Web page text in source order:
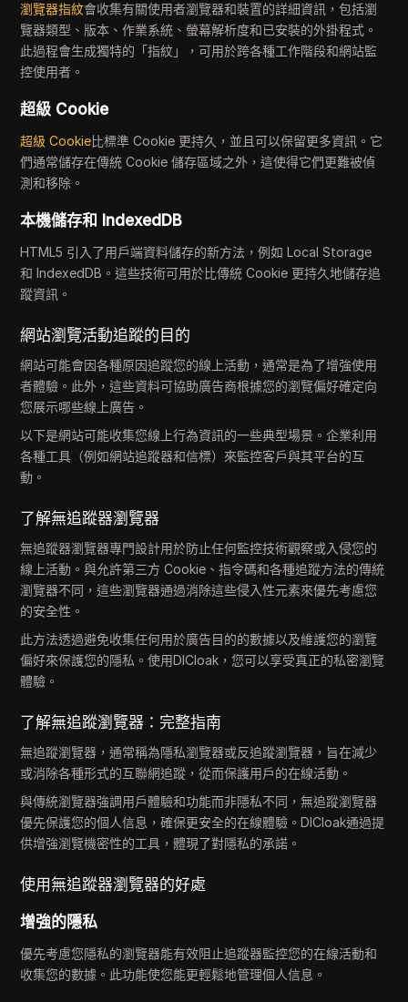
瀏覽器指紋會收集有關使用者瀏覽器和裝置的詳細資訊，包括瀏
覽器類型、版本、作業系統、螢幕解析度和已安裝的外掛程式。
此過程會生成獨特的「指紋」，可用於跨各種工作階段和網站監
控使用者。
超級 Cookie
超級 Cookie比標準 Cookie 更持久，並且可以保留更多資訊。它
們通常儲存在傳統 Cookie 儲存區域之外，這使得它們更難被偵
測和移除。
本機儲存和 IndexedDB
HTML5 引入了用戶端資料儲存的新方法，例如 Local Storage
和 IndexedDB。這些技術可用於比傳統 Cookie 更持久地儲存追
蹤資訊。
網站瀏覽活動追蹤的目的
網站可能會因各種原因追蹤您的線上活動，通常是為了增強使用
者體驗。此外，這些資料可協助廣告商根據您的瀏覽偏好確定向
您展示哪些線上廣告。
以下是網站可能收集您線上行為資訊的一些典型場景。企業利用
各種工具（例如網站追蹤器和信標）來監控客戶與其平台的互
動。
了解無追蹤器瀏覽器
無追蹤器瀏覽器專門設計用於防止任何監控技術觀察或入侵您的
線上活動。與允許第三方 Cookie、指令碼和各種追蹤方法的傳統
瀏覽器不同，這些瀏覽器通過消除這些侵入性元素來優先考慮您
的安全性。
此方法透過避免收集任何用於廣告目的的數據以及維護您的瀏覽
偏好來保護您的隱私。使用DICloak，您可以享受真正的私密瀏覽
體驗。
了解無追蹤瀏覽器：完整指南
無追蹤瀏覽器，通常稱為隱私瀏覽器或反追蹤瀏覽器，旨在減少
或消除各種形式的互聯網追蹤，從而保護用戶的在線活動。
與傳統瀏覽器強調用戶體驗和功能而非隱私不同，無追蹤瀏覽器
優先保護您的個人信息，確保更安全的在線體驗。DICloak通過提
供增強瀏覽機密性的工具，體現了對隱私的承諾。
使用無追蹤器瀏覽器的好處
增強的隱私
優先考慮您隱私的瀏覽器能有效阻止追蹤器監控您的在線活動和
收集您的數據。此功能使您能更輕鬆地管理個人信息。